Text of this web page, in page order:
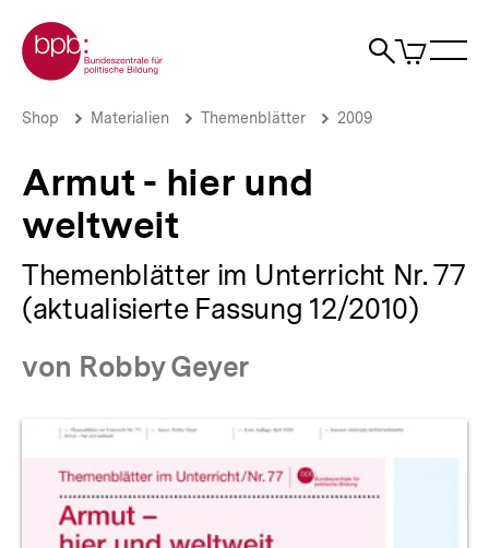
zum
Seiteninhalt
springen
Zur Startseite der bpb
Suche
Artikel
im
Armut
und
weltweit
bpb.de
Brotkrümelnavigation
Pfadnavigation
Shop Materialien Themenblätter 2009
Armut - hier und
weltweit
Themenblätter im Unterricht Nr. 77
(aktualisierte Fassung 12/2010)
von Robby Geyer
Produktvorschau